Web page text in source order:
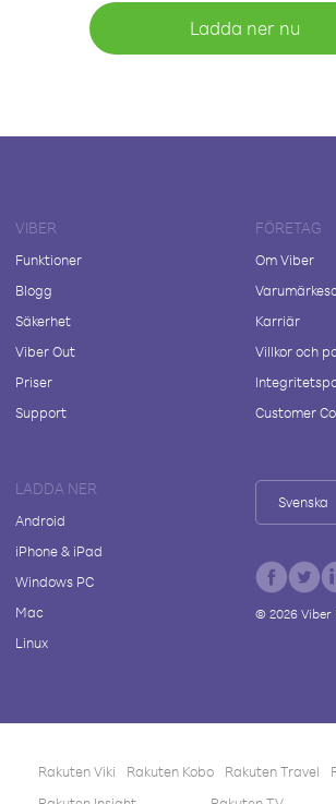
Ladda ner nu
VIBER
Funktioner
Blogg
Säkerhet
Viber Out
Priser
Support
FÖRETAG
Om Viber
Karriär
Villkor och
Customer
LADDA NER
Android
iPhone & iPad
Windows PC
Mac
Linux
Svenska
© 2026Viber
Rakuten Viki Rakuten Kobo Rakuten Travel